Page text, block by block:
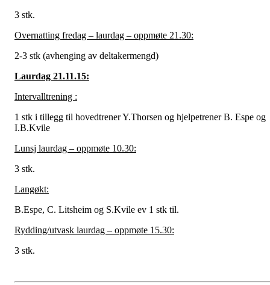
3 stk.
Overnatting fredag – laurdag – oppmøte 21.30:
2-3 stk (avhenging av deltakermengd)
Laurdag 21.11.15:
Intervalltrening :
1 stk i tillegg til hovedtrener Y.Thorsen og hjelpetrener B. Espe og
I.B.Kvile
Lunsj laurdag – oppmøte 10.30:
3 stk.
Langøkt:
B.Espe, C. Litsheim og S.Kvile ev 1 stk til.
Rydding/utvask laurdag – oppmøte 15.30:
3 stk.